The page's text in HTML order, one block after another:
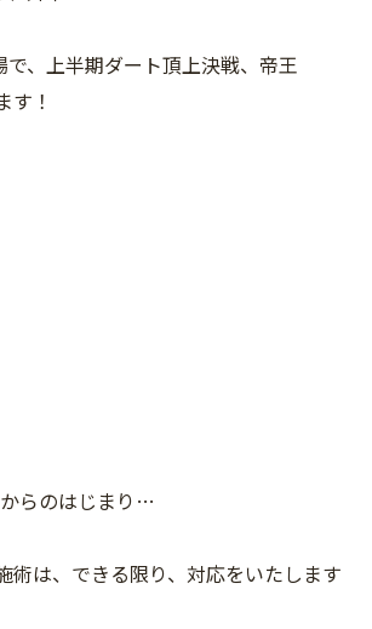
、上半期ダート頂上決戦、帝王
す！
らのはじまり…
術は、できる限り、対応をいたします